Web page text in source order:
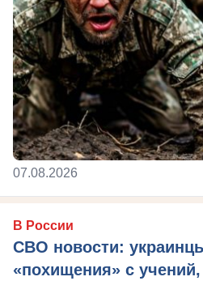
07.08.2026
В России
СВО новости:
«похищения» с